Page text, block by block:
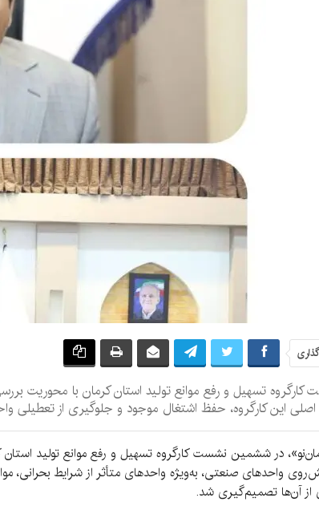
این کارگروه، حفظ اشتغال موجود و جلوگیری از تعطیلی
واحدهای صنعتی، به‌ویژه واحدهای متأثر از شرایط بحرانی،
از آن‌ها تصمیم‌گیری شد.